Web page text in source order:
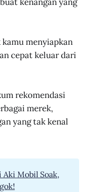
menyiapkan
cepat keluar dari
rekomendasi
merek,
yang tak kenal
Aki Mobil Soak,